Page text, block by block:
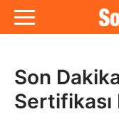
Son